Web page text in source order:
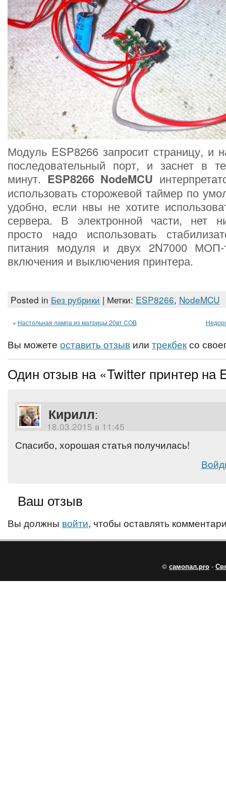
Модуль ESP8266 запросит страницу, и
последовательный порт, и заснет в
минут. ESP8266 NodeMCU
использовать сторожевой таймер по
удобно, если нвы не хотите
сервера. В электронной части, нет
просто надо использовать
питания модуля и двух 2N7000 МОП-
включения и выключения принтера.
Posted in Без рубрики | Метки: ESP8266, NodeMCU
« Настольная лампа из матрицы 20вт COB
Вы можете оставить отзыв или трекбексо
Один отзыв на «Twitter принтер на
Кирилл:
18.03.2015 в 11:45
Спасибо, хорошая статья получилась!
Ваш отзыв
Вы должны войти, чтобы оставлять
© самопал.pro -